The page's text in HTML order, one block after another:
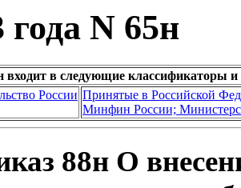
года N 65н
входит в следующие классификаторы и
России Принятые в Российской
Минфин России;
88н О